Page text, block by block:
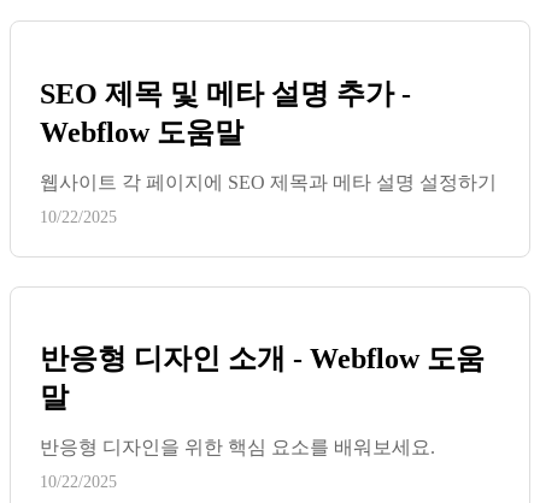
SEO 제목 및 메타 설명 추가 -
Webflow 도움말
웹사이트 각 페이지에 SEO 제목과 메타 설명 설정하기
10/22/2025
반응형 디자인 소개 - Webflow 도움
말
반응형 디자인을 위한 핵심 요소를 배워보세요.
10/22/2025